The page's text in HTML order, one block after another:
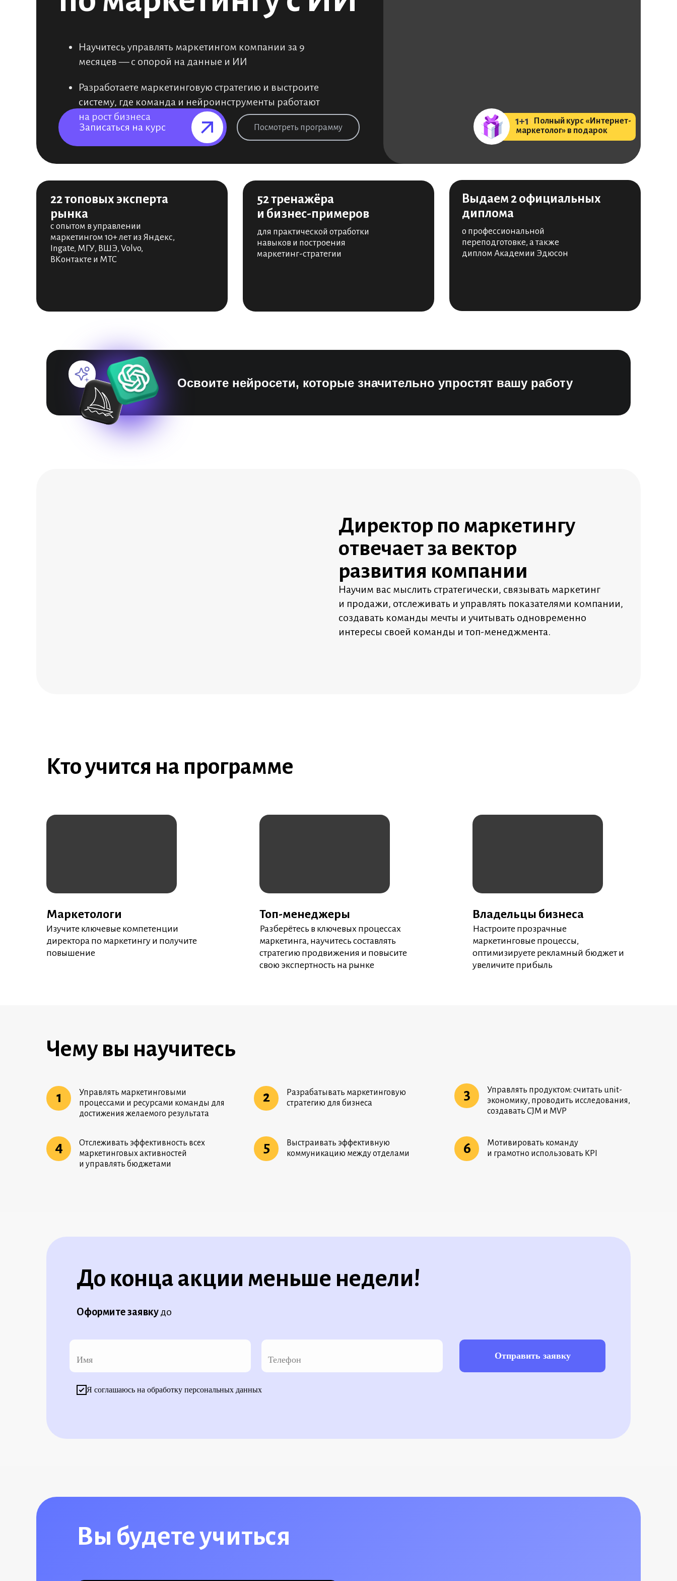
Записаться на курс⠀⠀⠀⠀⠀
Научитесь управлять маркетингом компании за 9
месяцев — с опорой на данные и ИИ
Разработаете маркетинговую стратегию и выстроите
систему, где команда и нейроинструменты работают
на рост бизнеса
11111 Полный курс «Интернет-
маркетолог» в подарок
1+1
Посмотреть программу
52 тренажёра
и бизнес-примеров
для практической отработки
навыков и построения
маркетинг-стратегии
22 топовых эксперта
рынка
с опытом в управлении
маркетингом 10+ лет из Яндекс,
Ingate, МГУ, ВШЭ, Volvo,
ВКонтакте и МТС
Выдаем 2 официальных
диплома
о профессиональной
переподготовке, а также
диплом Академии Эдюсон
Освоите нейросети, которые значительно упростят вашу работу
Директор по маркетингу
отвечает за вектор
развития компании
Научим вас мыслить стратегически, связывать маркетинг
и продажи, отслеживать и управлять показателями компании,
создавать команды мечты и учитывать одновременно
интересы своей команды и топ-менеджмента.
Кто учится на программе
Владельцы бизнеса
Настроите прозрачные
маркетинговые процессы,
оптимизируете рекламный бюджет и
увеличите прибыль
Топ-менеджеры
Разберётесь в ключевых процессах
маркетинга, научитесь составлять
стратегию продвижения и повысите
свою экспертность на рынке
Маркетологи
Изучите ключевые компетенции
директора по маркетингу и получите
повышение
Чему вы научитесь
Управлять маркетинговыми
процессами и ресурсами команды для
достижения желаемого результата
1
Разрабатывать маркетинговую
стратегию для бизнеса
2
Управлять продуктом: считать unit-
экономику, проводить исследования,
создавать CJM и MVP
3
Отслеживать эффективность всех
маркетинговых активностей
и управлять бюджетами
4
Выстраивать эффективную
коммуникацию между отделами
5
Мотивировать команду
и грамотно использовать KPI
6
Отправить заявку
Я соглашаюсь на обработку персональных данных
До конца акции меньше недели!
Оформите заявкудо
Вы будете учиться